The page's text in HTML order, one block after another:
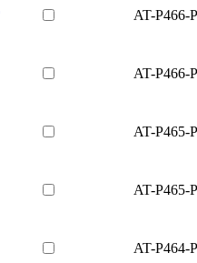
AT-P466-
AT-P466-
AT-P465-
AT-P465-
AT-P464-